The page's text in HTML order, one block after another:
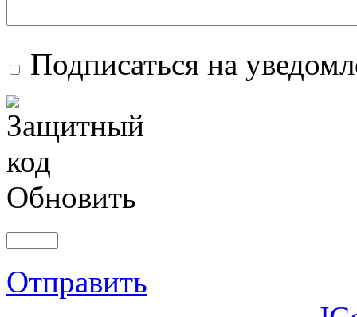
Подписаться на
Обновить
Отправить